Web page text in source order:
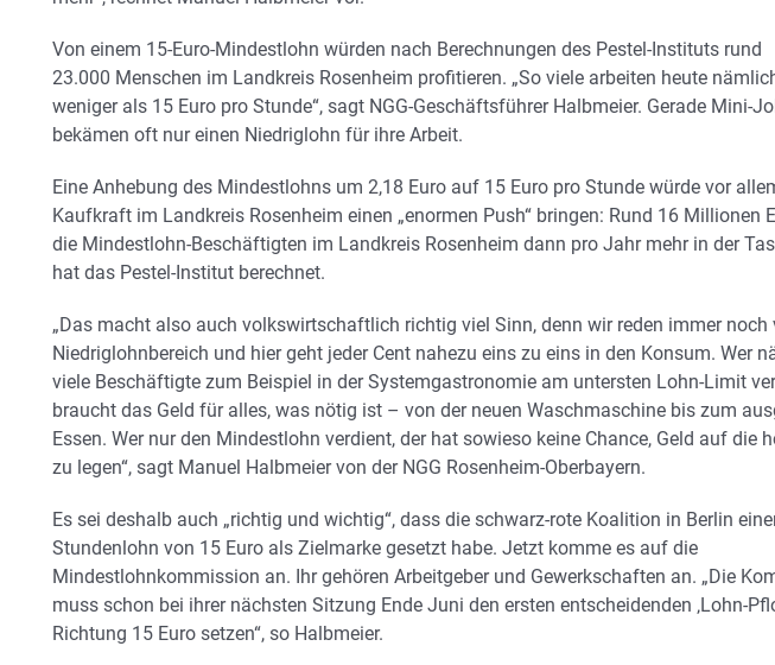
Von einem 15-Euro-Mindestlohn würden nach Berechnungen des Pestel-Instituts rund
23.000 Menschen im Landkreis Rosenheim profitieren. „So viele arbeiten heute
weniger als 15 Euro pro Stunde“, sagt NGG-Geschäftsführer Halbmeier. Gerade Mini-
bekämen oft nur einen Niedriglohn für ihre Arbeit.
Eine Anhebung des Mindestlohns um 2,18 Euro auf 15 Euro pro Stunde würde vor
Kaufkraft im Landkreis Rosenheim einen „enormen Push“ bringen: Rund 16 Millionen
die Mindestlohn-Beschäftigten im Landkreis Rosenheim dann pro Jahr mehr in der
hat das Pestel-Institut berechnet.
„Das macht also auch volkswirtschaftlich richtig viel Sinn, denn wir reden immer noch
Niedriglohnbereich und hier geht jeder Cent nahezu eins zu eins in den Konsum. Wer
viele Beschäftigte zum Beispiel in der Systemgastronomie am untersten Lohn-Limit
braucht das Geld für alles, was nötig ist – von der neuen Waschmaschine bis zum
Essen. Wer nur den Mindestlohn verdient, der hat sowieso keine Chance, Geld auf die
zu legen“, sagt Manuel Halbmeier von der NGG Rosenheim-Oberbayern.
Es sei deshalb auch „richtig und wichtig“, dass die schwarz-rote Koalition in Berlin
Stundenlohn von 15 Euro als Zielmarke gesetzt habe. Jetzt komme es auf die
Mindestlohnkommission an. Ihr gehören Arbeitgeber und Gewerkschaften an. „Die
muss schon bei ihrer nächsten Sitzung Ende Juni den ersten entscheidenden ‚Lohn-
Richtung 15 Euro setzen“, so Halbmeier.